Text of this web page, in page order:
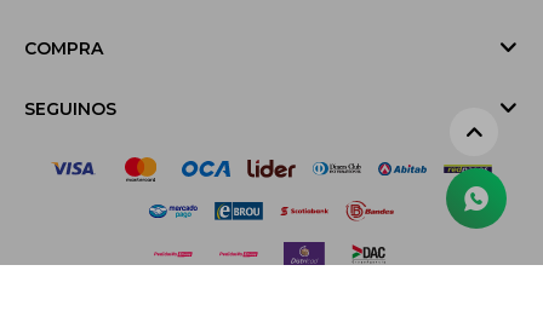
COMPRA
SEGUINOS